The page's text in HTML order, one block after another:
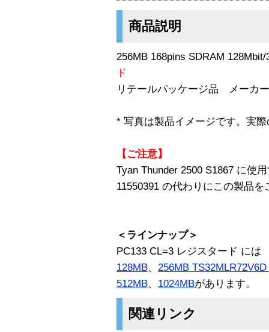
商品説明
256MB 168pins SDRAM
ド
リテールパッケージ品 メーカ
* 写真は製品イメージです。実
【ご注意】
Tyan Thunder 2500 S1867 に使
11550391 の代わりにこの製品を
＜ラインナップ＞
PC133 CL=3 レジスタード には
128MB、 256MB TS32MLR72V6D
512MB、 1024MBがあります。
関連リンク